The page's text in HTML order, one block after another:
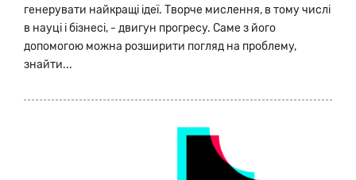
генерувати найкращі ідеї. Творче мислення, в тому числі
в науці і бізнесі, - двигун прогресу. Саме з його
допомогою можна розширити погляд на проблему,
знайти...